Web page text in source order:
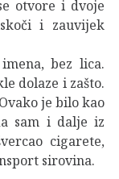
otvore i dvoje
i zauvijek
bez lica.
dolaze i zašto.
je bilo kao
sam i dalje iz
cigarete,
sirovina.